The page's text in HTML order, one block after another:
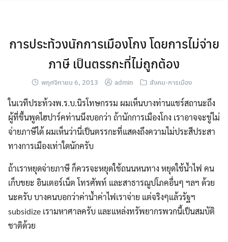
การประท้วงนักการเมืองโกง โดยการไม่จ่าย
ภาษี เป็นตรรกะที่ไม่ถูกต้อง
พฤศจิกายน 6, 2013 admin สังคม-การเมือง
ในเวทีประท้วงพ.ร.บ.นิรโทษกรรม ผมเห็นบางท่านแชร์สถานะถึง
ผู้ที่ขึ้นพูดไฮปาร์คท่านนึงบอกว่า ถ้านักการเมืองโกง เราอาจจะขู่ไม่
จ่ายภาษีได้ ผมเห็นว่านี่เป็นตรรกะที่แสดงถึงความไม่ประสีประสา
ทางการเมืองเท่าใดนักครับ
ถ้าเราหยุดจ่ายภาษี ก็ควรจะหยุดใช้ถนนหนทาง หยุดใช้น้ำไฟ คน
เก็บขยะ อินเตอร์เน็ต โทรศัพท์ และสาธารณูปโภคอื่นๆ ฯลฯ ด้วย
นะครับ บางคนบอกว่าค่าน้ำค่าไฟเราจ่าย แต่จริงๆแล้วรัฐฯ
subsidize เรามหาศาลครับ และแหล่งทรัพยากรพวกนี้เป็นสมบัติ
ชาติด้วย